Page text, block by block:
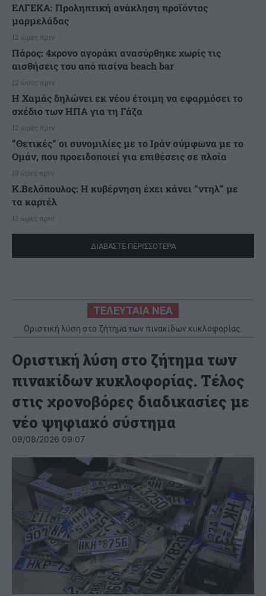
ΕΛΓΕΚΑ: Προληπτική ανάκληση προϊόντος
μαρμελάδας
12 ώρες πριν
Πάρος: 4χρονο αγοράκι ανασύρθηκε χωρίς τις
αισθήσεις του από πισίνα beach bar
12 ώρες πριν
Η Χαμάς δηλώνει εκ νέου έτοιμη να εφαρμόσει το
σχέδιο των ΗΠΑ για τη Γάζα
12 ώρες πριν
“Θετικές” οι συνομιλίες με το Ιράν σύμφωνα με το
Ομάν, που προειδοποιεί για επιθέσεις σε πλοία
13 ώρες πριν
Κ.Βελόπουλος: Η κυβέρνηση έχει κάνει “ντηλ” με
τα καρτέλ
13 ώρες πριν
ΔΙΑΒΑΣΤΕ ΠΕΡΙΣΣΟΤΕΡΑ